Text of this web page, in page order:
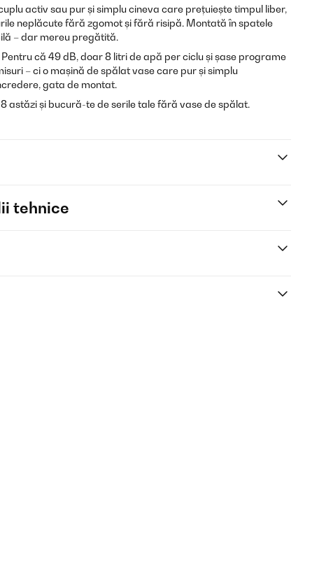
activ sau pur și simplu cineva care prețuiește timpul liber,
neplăcute fără zgomot și fără risipă. Montată în spatele
– dar mereu pregătită.
Pentru că 49 dB, doar 8 litri de apă per ciclu și șase programe
– ci o mașină de spălat vase care pur și simplu
gata de montat.
astăzi și bucură-te de serile tale fără vase de spălat.
tehnice